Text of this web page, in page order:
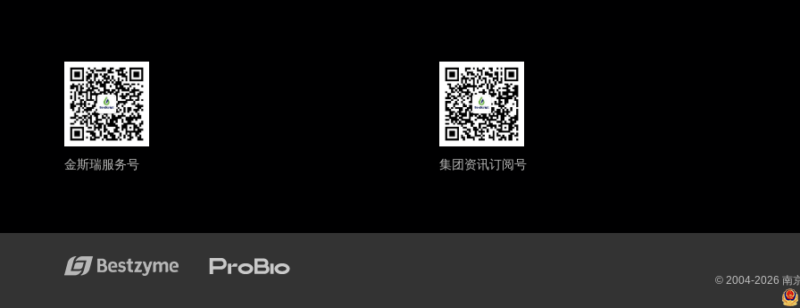
金斯瑞服务号 集团资讯订阅号
© 2004-2026 南